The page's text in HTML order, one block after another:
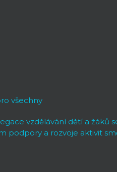
všechny
vzdělávání dětí a žáků
podpory a rozvoje aktivit